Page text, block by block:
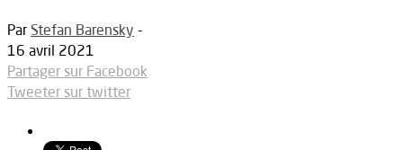
Par Stefan Barensky -
16 avril 2021
Partager sur Facebook
Tweeter sur twitter